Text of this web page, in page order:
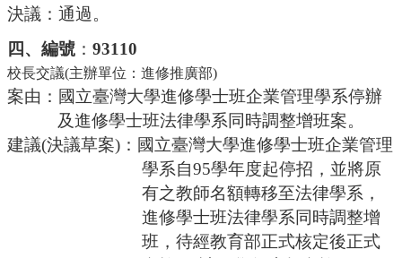
決議：通過。
四、編號 ： 93110
校長交議(主辦單位：進修推廣部)
案由：國立臺灣大學進修學士班企業管理學系停辦
及進修學士班法律學系同時調整增班案。
建議(決議草案)：國立臺灣大學進修學士班企業管理
學系自95學年度起停招，並將原
有之教師名額轉移至法律學系，
進修學士班法律學系同時調整增
班，待經教育部正式核定後正式